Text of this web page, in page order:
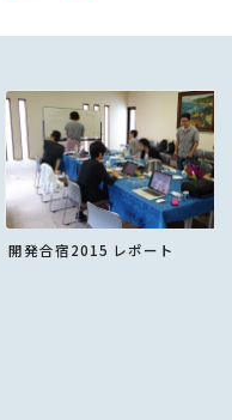
開発合宿2015 レポート